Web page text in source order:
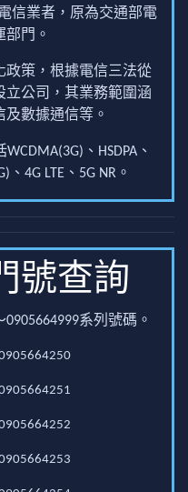
信業者，原為交通部電
部門。
政策，根據電信三法從
立公司，其業務範圍涵
數據通信等。
、HSDPA、
、4G LTE、5G NR。
號查詢
系列號碼。